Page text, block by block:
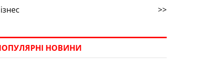
>>
НОВИНИ